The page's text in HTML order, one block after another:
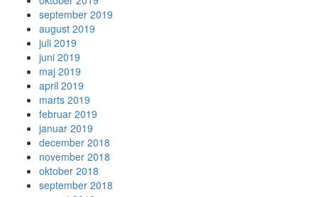
september 2019
august 2019
juli 2019
juni 2019
maj 2019
april 2019
marts 2019
februar 2019
januar 2019
december 2018
november 2018
oktober 2018
september 2018